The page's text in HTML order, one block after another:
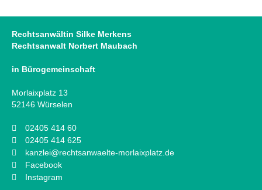
Rechtsanwältin Silke Merkens
Rechtsanwalt Norbert Maubach
in Bürogemeinschaft
Morlaixplatz 13
52146 Würselen
02405 414 60
02405 414 625
kanzlei@rechtsanwaelte-morlaixplatz.de
Facebook
Instagram